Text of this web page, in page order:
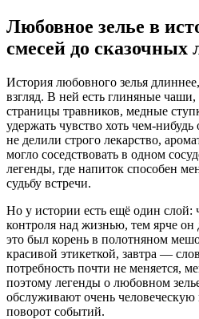
Любовное зелье в
смесей до сказочных
История любовного зелья
взгляд. В ней есть глиняные
страницы травников, медные
удержать чувство хоть чем-
не делили строго лекарство,
могло соседствовать в одном
легенды, где напиток способен
судьбу встречи.
Но у истории есть ещё один слой:
контроля над жизнью, тем ярче он
это был корень в полотняном
красивой этикеткой, завтра —
потребность почти не меняется,
поэтому легенды о любовном
обслуживают очень
поворот событий.